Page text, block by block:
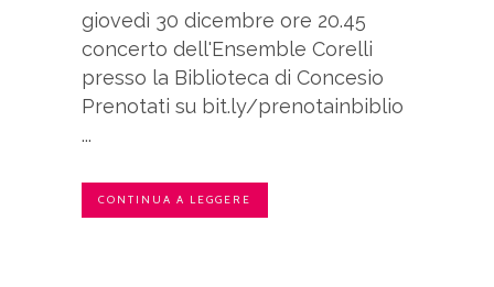
giovedì 30 dicembre ore 20.45
concerto dell'Ensemble Corelli
presso la Biblioteca di Concesio
Prenotati su bit.ly/prenotainbiblio
...
CONTINUA A LEGGERE